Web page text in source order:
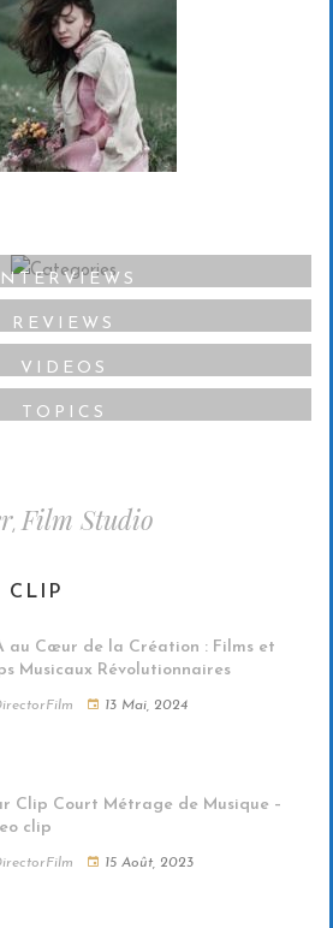
INTERVIEWS
REVIEWS
VIDEOS
TOPICS
,Film Studio
CLIP
au Cœur de la Création : Films et
Musicaux Révolutionnaires
13 Mai, 2024
Clip Court Métrage de Musique –
clip
15 Août, 2023